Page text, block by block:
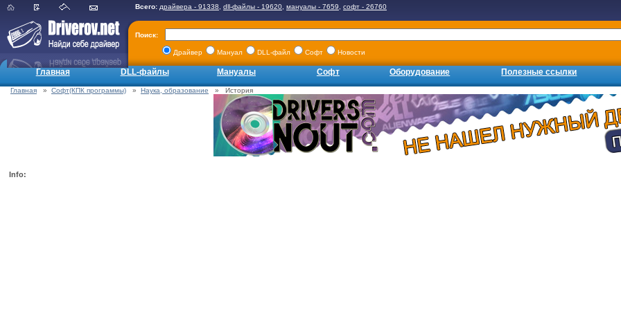
Всего: драйвера - 91338 dll-файлы - 19620 мануалы - 7659 софт - 26760
Поиск:
Драйвер Мануал DLL-файл Софт Новости
Главная DLL-файлы Мануалы Софт Оборудование Полезные ссылки
Главная » Софт(КПК программы) » Наука, образование » История
Info: